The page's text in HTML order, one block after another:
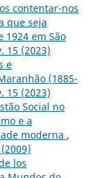
contentar-nos
que seja
1924 em São
15 (2023)
e
(1885-
15 (2023)
Social no
e a
moderna ,
los